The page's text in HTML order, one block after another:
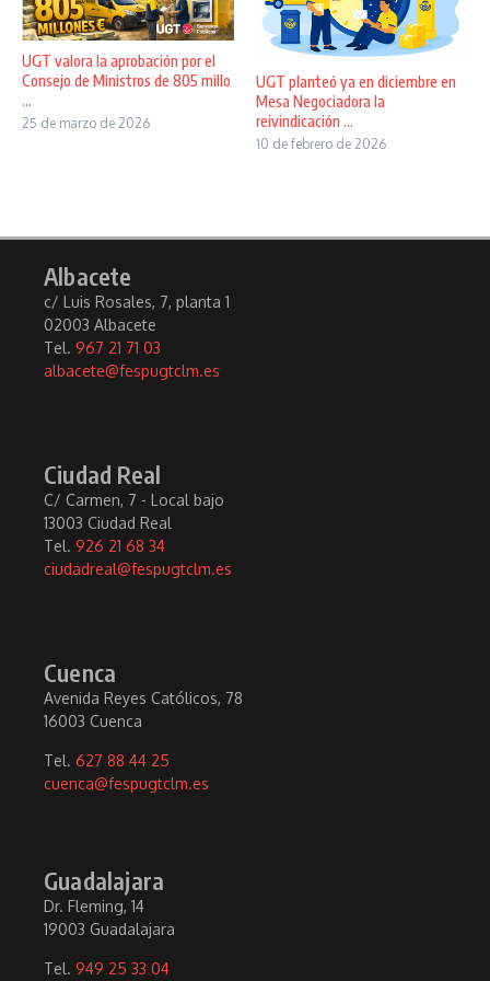
UGT valora la aprobación por el
Consejo de Ministros de 805 millo
...
25 de marzo de 2026
UGT planteó ya en diciembre en
Mesa Negociadora la
reivindicación ...
10 de febrero de 2026
Albacete
c/ Luis Rosales, 7, planta 1
02003 Albacete
Tel. 967 21 71 03
albacete@fespugtclm.es
Ciudad Real
C/ Carmen, 7 - Local bajo
13003 Ciudad Real
Tel. 926 21 68 34
ciudadreal@fespugtclm.es
Cuenca
Avenida Reyes Católicos, 78
16003 Cuenca
Tel. 627 88 44 25
cuenca@fespugtclm.es
Guadalajara
Dr. Fleming, 14
19003 Guadalajara
Tel. 949 25 33 04